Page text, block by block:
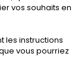
vos souhaits en
les instructions
vous pourriez